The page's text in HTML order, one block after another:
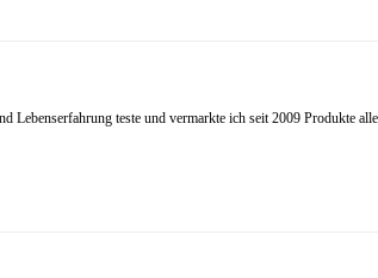
teste und vermarkte ich seit 2009 Produkte